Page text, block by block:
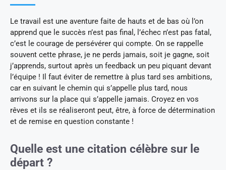
Le travail est une aventure faite de hauts et de bas où l’on
apprend que le succès n’est pas final, l’échec n’est pas fatal,
c’est le courage de persévérer qui compte. On se rappelle
souvent cette phrase, je ne perds jamais, soit je gagne, soit
j’apprends, surtout après un feedback un peu piquant devant
l’équipe ! Il faut éviter de remettre à plus tard ses ambitions,
car en suivant le chemin qui s’appelle plus tard, nous
arrivons sur la place qui s’appelle jamais. Croyez en vos
rêves et ils se réaliseront peut, être, à force de détermination
et de remise en question constante !
Quelle est une citation célèbre sur le
départ ?